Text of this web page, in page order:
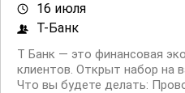
16 июля
Т-Банк
Т Банк — это финансовая
клиентов. Открыт набор на
Что вы будете делать: